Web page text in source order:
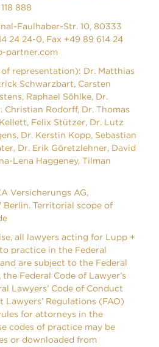
888
Faulhaber-Str. 10, 80333
24 24-0, Fax +49 89 614 24
partner.com
representation): Dr. Matthias
Schwarzbart, Carsten
Raphael Söhlke, Dr.
Christian Rodorff, Dr. Thomas
Felix Stützer, Dr. Lutz
Dr. Kerstin Kopp, Sebastian
Dr. Erik Göretzlehner, David
Lena Haggeney, Tilman
Versicherungs AG,
Berlin. Territorial scope of
all lawyers acting for Lupp +
practice in the Federal
are subject to the Federal
Federal Code of Lawyer’s
Lawyers’ Code of Conduct
Lawyers’ Regulations (FAO)
for attorneys in the
codes of practice may be
or downloaded from